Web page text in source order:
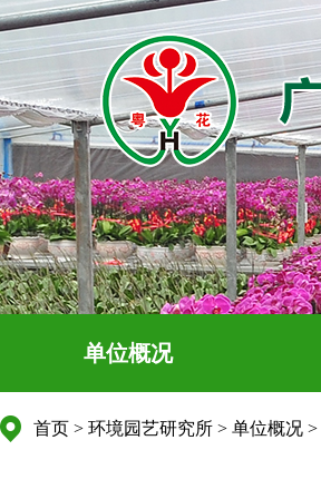
单位概况
首页 > 环境园艺研究所 > 单位概况 >